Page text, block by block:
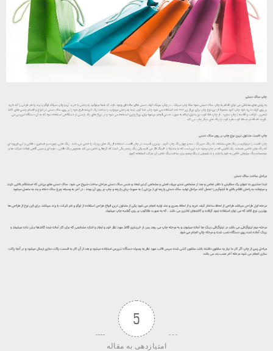
5
امتیازدهی به مقاله